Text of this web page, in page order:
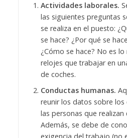
Actividades laborales.
las siguientes preguntas
se realiza en el puesto:
se hace? ¿Por qué se
¿Cómo se hace? No es
relojes que trabajar en
de coches.
Conductas humanas.
reunir los datos sobre
las personas que realizan
Además, se debe de